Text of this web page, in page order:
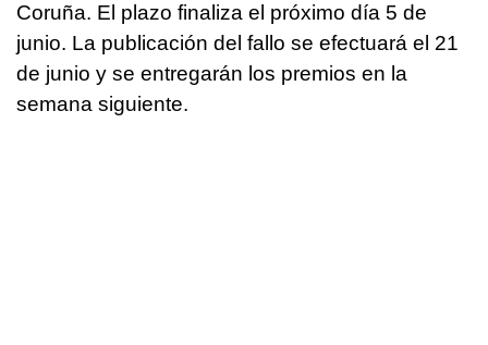
Coruña. El plazo finaliza el próximo día 5 de
junio. La publicación del fallo se efectuará el 21
de junio y se entregarán los premios en la
semana siguiente.